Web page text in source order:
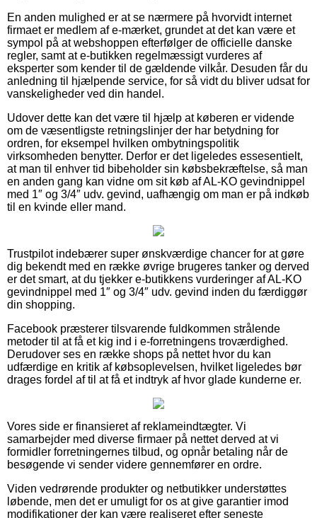
En anden mulighed er at se nærmere på hvorvidt internet
firmaet er medlem af e-mærket, grundet at det kan være et
sympol på at webshoppen efterfølger de officielle danske
regler, samt at e-butikken regelmæssigt vurderes af
eksperter som kender til de gældende vilkår. Desuden får du
anledning til hjælpende service, for så vidt du bliver udsat for
vanskeligheder ved din handel.
Udover dette kan det være til hjælp at køberen er vidende
om de væsentligste retningslinjer der har betydning for
ordren, for eksempel hvilken ombytningspolitik
virksomheden benytter. Derfor er det ligeledes essesentielt,
at man til enhver tid bibeholder sin købsbekræftelse, så man
en anden gang kan vidne om sit køb af AL-KO gevindnippel
med 1″ og 3/4″ udv. gevind, uafhængig om man er på indkøb
til en kvinde eller mand.
Trustpilot indebærer super ønskværdige chancer for at gøre
dig bekendt med en række øvrige brugeres tanker og derved
er det smart, at du tjekker e-butikkens vurderinger af AL-KO
gevindnippel med 1″ og 3/4″ udv. gevind inden du færdiggør
din shopping.
Facebook præsterer tilsvarende fuldkommen strålende
metoder til at få et kig ind i e-forretningens troværdighed.
Derudover ses en række shops på nettet hvor du kan
udfærdige en kritik af købsoplevelsen, hvilket ligeledes bør
drages fordel af til at få et indtryk af hvor glade kunderne er.
Vores side er finansieret af reklameindtægter. Vi
samarbejder med diverse firmaer på nettet derved at vi
formidler forretningernes tilbud, og opnår betaling når de
besøgende vi sender videre gennemfører en ordre.
Viden vedrørende produkter og netbutikker understøttes
løbende, men det er umuligt for os at give garantier imod
modifikationer der kan være realiseret efter seneste